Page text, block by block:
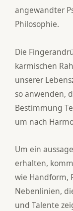
angewandter
Philosophie.
Die
karmischen
unserer
so anwenden,
Bestimmung
um nach
Um ein
erhalten,
wie Handform,
Nebenlinien,
und Talente